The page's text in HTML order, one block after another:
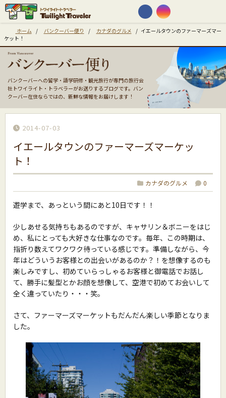
ホーム / バンクーバー便り / カナダのグルメ / イエールタウンのファーマーズマー
ケット！
バンクーバーへの留学・語学研修・観光旅行が専門の旅行会
社トワイライト・トラベラーがお送りするブログです。バン
クーバー在住ならではの、新鮮な情報をお届けします！
2014-07-03
イエールタウンのファーマーズマーケッ
ト！
カナダのグルメ 0
遊学まで、あっという間にあと10日です！！
少しあせる気持ちもあるのですが、キャサリン＆ボニーをはじ
め、私にとっても大好きな仕事なのです。毎年、この時期は、
指折り数えてワクワク待っている感じです。準備しながら、今
年はどういうお客様との出会いがあるのか？！を想像するのも
楽しみですし、初めていらっしゃるお客様と御電話でお話し
て、勝手に髪型とかお顔を想像して、空港で初めてお会いして
全く違っていたり・・・笑。
さて、ファーマーズマーケットもだんだん楽しい季節となりま
した。